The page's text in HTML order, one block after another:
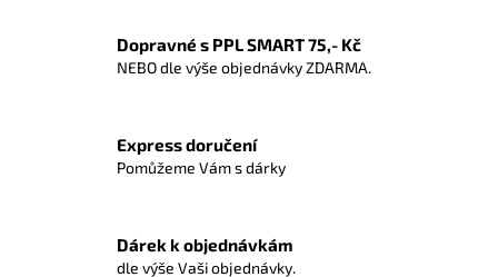
á
d
í
p
k
Dopravné s PPL SMART 75,- Kč
NEBO dle výše objednávky ZDARMA.
Express doručení
Pomůžeme Vám s dárky
Dárek k objednávkám
dle výše Vaši objednávky.